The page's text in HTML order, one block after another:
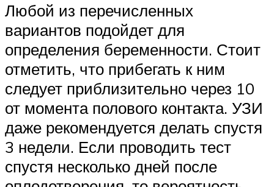
Любой из перечисленных
вариантов подойдет для
определения беременности. Стоит
отметить, что прибегать к ним
следует приблизительно через 10
от момента полового контакта. УЗИ
даже рекомендуется делать спустя
3 недели. Если проводить тест
спустя несколько дней после